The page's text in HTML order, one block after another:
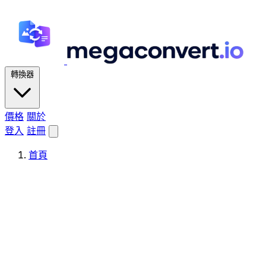
轉換器
價格 關於
登入 註冊
首頁